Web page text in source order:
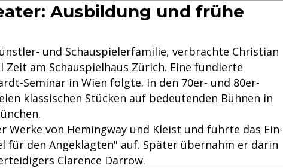
Ausbildung und frühe
und Schauspielerfamilie, verbrachte Christian
Zeit am Schauspielhaus Zürich. Eine fundierte
Seminar in Wien folgte. In den 70er- und 80er-
klassischen Stücken auf bedeutenden Bühnen in
Werke von Hemingway und Kleist und führte das Ein-
für den Angeklagten" auf. Später übernahm er darin
Clarence Darrow.